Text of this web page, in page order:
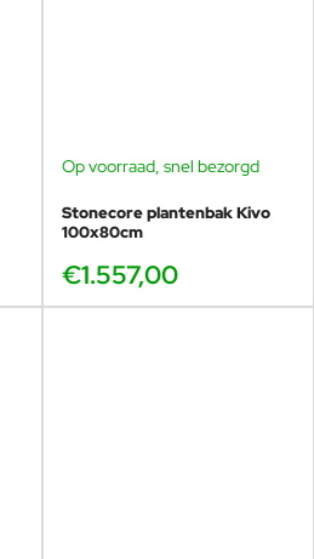
Op voorraad, snel bezorgd
Stonecore plantenbak Kivo
100x80cm
€1.557,00